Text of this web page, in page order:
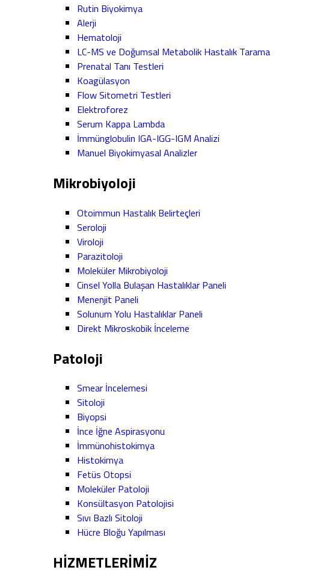
Rutin Biyokimya
Alerji
Hematoloji
LC-MS ve Doğumsal Metabolik Hastalık Tarama
Prenatal Tanı Testleri
Koagülasyon
Flow Sitometri Testleri
Elektroforez
Serum Kappa Lambda
İmmünglobulin IGA-IGG-IGM Analizi
Manuel Biyokimyasal Analizler
Mikrobiyoloji
Otoimmun Hastalık Belirteçleri
Seroloji
Viroloji
Parazitoloji
Moleküler Mikrobiyoloji
Cinsel Yolla Bulaşan Hastalıklar Paneli
Menenjit Paneli
Solunum Yolu Hastalıklar Paneli
Direkt Mikroskobik İnceleme
Patoloji
Smear İncelemesi
Sitoloji
Biyopsi
İnce İğne Aspirasyonu
İmmünohistokimya
Histokimya
Fetüs Otopsi
Moleküler Patoloji
Konsültasyon Patolojisi
Sıvı Bazlı Sitoloji
Hücre Bloğu Yapılması
HİZMETLERİMİZ